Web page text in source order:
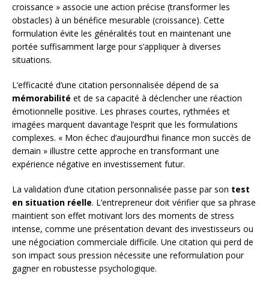
croissance » associe une action précise (transformer les
obstacles) à un bénéfice mesurable (croissance). Cette
formulation évite les généralités tout en maintenant une
portée suffisamment large pour s’appliquer à diverses
situations.
L’efficacité d’une citation personnalisée dépend de sa
mémorabilité et de sa capacité à déclencher une réaction
émotionnelle positive. Les phrases courtes, rythmées et
imagées marquent davantage l’esprit que les formulations
complexes. « Mon échec d’aujourd’hui finance mon succès de
demain » illustre cette approche en transformant une
expérience négative en investissement futur.
La validation d’une citation personnalisée passe par son test
en situation réelle. L’entrepreneur doit vérifier que sa phrase
maintient son effet motivant lors des moments de stress
intense, comme une présentation devant des investisseurs ou
une négociation commerciale difficile. Une citation qui perd de
son impact sous pression nécessite une reformulation pour
gagner en robustesse psychologique.